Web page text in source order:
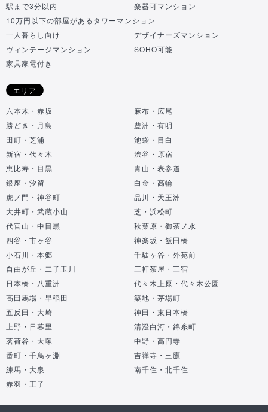
駅まで3分以内
楽器可マンション
10万円以下の部屋があるタワーマンション
一人暮らし向け
デザイナーズマンション
ヴィンテージマンション
SOHO可能
家具家電付き
エリア
六本木・赤坂
麻布・広尾
勝どき・月島
豊洲・有明
田町・芝浦
池袋・目白
新宿・代々木
渋谷・原宿
恵比寿・目黒
青山・表参道
銀座・汐留
白金・高輪
虎ノ門・神谷町
品川・天王洲
大井町・武蔵小山
芝・浜松町
代官山・中目黒
秋葉原・御茶ノ水
四谷・市ヶ谷
神楽坂・飯田橋
小石川・本郷
千駄ヶ谷・外苑前
自由が丘・二子玉川
三軒茶屋・三宿
日本橋・八重洲
代々木上原・代々木公園
高田馬場・早稲田
築地・茅場町
五反田・大崎
神田・東日本橋
上野・日暮里
清澄白河・錦糸町
茗荷谷・大塚
中野・高円寺
番町・千鳥ヶ淵
吉祥寺・三鷹
練馬・大泉
南千住・北千住
赤羽・王子